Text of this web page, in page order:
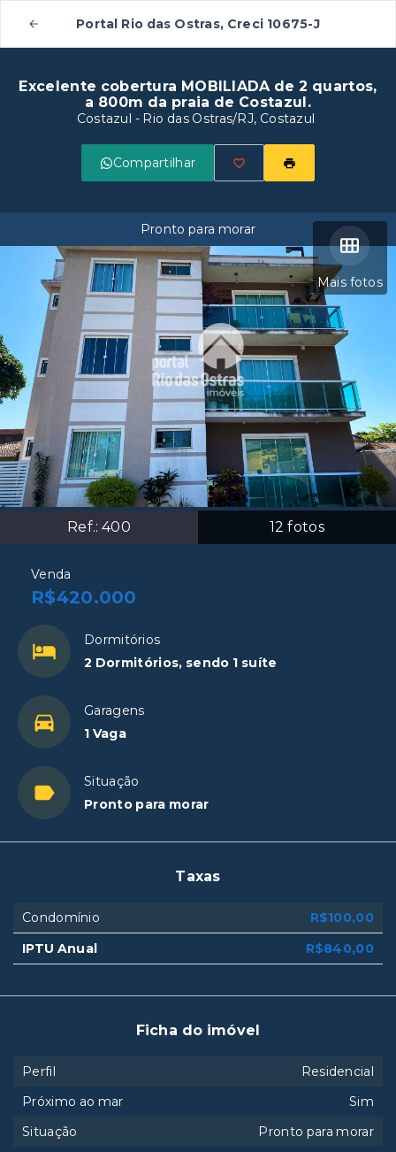
Portal Rio das Ostras, Creci 10675-J
Excelente cobertura MOBILIADA de 2 quartos,
a 800m da praia de Costazul.
Costazul - Rio das Ostras/RJ, Costazul
Compartilhar
Mais fotos
Ref.:400 12 fotos
Pronto para morar
Venda
R$420.000
Dormitórios
2 Dormitórios, sendo 1 suíte
Garagens
1 Vaga
Situação
Pronto para morar
Taxas
Condomínio
R$100,00
IPTU Anual
R$840,00
Ficha do imóvel
Perfil
Residencial
Próximo ao mar
Sim
Situação
Pronto para morar